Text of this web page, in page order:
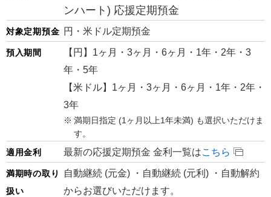
ンハート) 応援定期預金
対象定期預金 円・米ドル定期預金
預入期間
【円】1ヶ月・3ヶ月・6ヶ月・1年・2年・3
年・5年
【米ドル】1ヶ月・3ヶ月・6ヶ月・1年・2年・
3年
満期日指定 (1ヶ月以上1年未満) も選択いただけま
す。
適用金利
最新の応援定期預金 金利一覧はこちら
満期時の取り
扱い
自動継続 (元金) ・自動継続 (元利) ・自動解約
からお選びいただけます。